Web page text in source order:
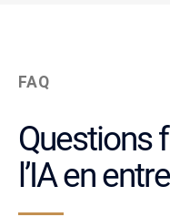
FAQ
Questions
l’IA en